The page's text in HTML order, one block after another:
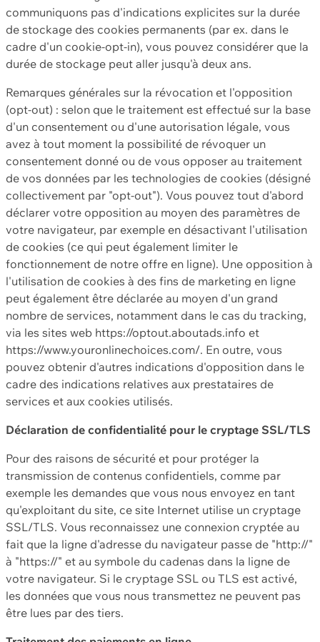
communiquons pas d'indications explicites sur la durée
de stockage des cookies permanents (par ex. dans le
cadre d'un cookie-opt-in), vous pouvez considérer que la
durée de stockage peut aller jusqu'à deux ans.
Remarques générales sur la révocation et l'opposition
(opt-out) : selon que le traitement est effectué sur la base
d'un consentement ou d'une autorisation légale, vous
avez à tout moment la possibilité de révoquer un
consentement donné ou de vous opposer au traitement
de vos données par les technologies de cookies (désigné
collectivement par "opt-out"). Vous pouvez tout d'abord
déclarer votre opposition au moyen des paramètres de
votre navigateur, par exemple en désactivant l'utilisation
de cookies (ce qui peut également limiter le
fonctionnement de notre offre en ligne). Une opposition à
l'utilisation de cookies à des fins de marketing en ligne
peut également être déclarée au moyen d'un grand
nombre de services, notamment dans le cas du tracking,
via les sites web https://optout.aboutads.info et
https://www.youronlinechoices.com/. En outre, vous
pouvez obtenir d'autres indications d'opposition dans le
cadre des indications relatives aux prestataires de
services et aux cookies utilisés.
Déclaration de confidentialité pour le cryptage SSL/TLS
Pour des raisons de sécurité et pour protéger la
transmission de contenus confidentiels, comme par
exemple les demandes que vous nous envoyez en tant
qu'exploitant du site, ce site Internet utilise un cryptage
SSL/TLS. Vous reconnaissez une connexion cryptée au
fait que la ligne d'adresse du navigateur passe de "http://"
à "https://" et au symbole du cadenas dans la ligne de
votre navigateur. Si le cryptage SSL ou TLS est activé,
les données que vous nous transmettez ne peuvent pas
être lues par des tiers.